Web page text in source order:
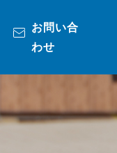
お問い合
わせ